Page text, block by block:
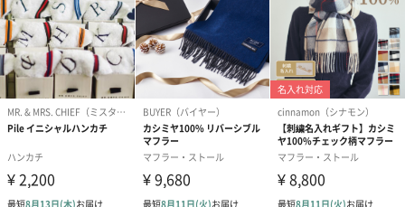
包装紙
ラッピングを施してお届けいたします。